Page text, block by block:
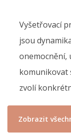
Vyšetřovací
jsou
onemocnění,
komunikovat
zvolí
Zobrazit